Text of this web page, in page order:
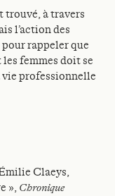
trouvé, à travers
l’action des
rappeler que
femmes doit se
professionnelle
Claeys,
», Chronique